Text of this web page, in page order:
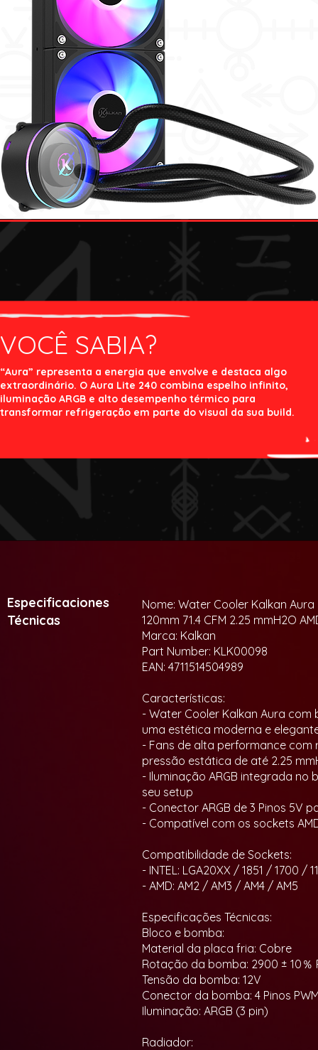
VOCÊ SABIA?
“Aura” representa a energia que envolve e destaca algo
extraordinário. O Aura Lite 240 combina espelho infinito,
iluminação ARGB e alto desempenho térmico para
transformar refrigeração em parte do visual da sua build.
Especificaciones
Técnicas
Nome: Water Cooler Kalkan
120mm 71.4 CFM 2.25 mmH2O
Marca: Kalkan
Part Number: KLK00098
EAN: 4711514504989
Características:
- Water Cooler Kalkan Aura
uma estética moderna e
- Fans de alta performance com
pressão estática de até 2.25
- Iluminação ARGB integrada
seu setup
- Conector ARGB de 3 Pinos 5V
- Compatível com os sockets
Compatibilidade de Sockets:
- INTEL: LGA20XX / 1851 / 1700 /
- AMD: AM2 / AM3 / AM4 / AM5
Especificações Técnicas:
Bloco e bomba:
Material da placa fria: Cobre
Rotação da bomba: 2900 ± 10％
Tensão da bomba: 12V
Conector da bomba: 4 Pinos
Iluminação: ARGB (3 pin)
Radiador: